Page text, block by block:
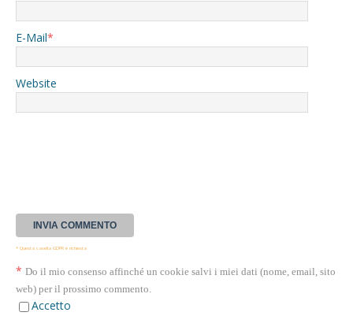
E-Mail*
Website
* Questa casella GDPR è richiesta
* Do il mio consenso affinché un cookie salvi i miei dati (nome, email, sito
web) per il prossimo commento.
Accetto